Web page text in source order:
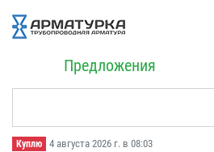
Предложения
Куплю 4 августа 2026 г. в 08:03